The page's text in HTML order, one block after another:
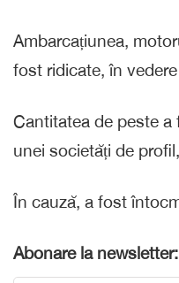
Ambarcațiunea,
fost ridicate, în
Cantitatea de peste
unei societăți de
În cauză, a fost
Abonare la newsletter: